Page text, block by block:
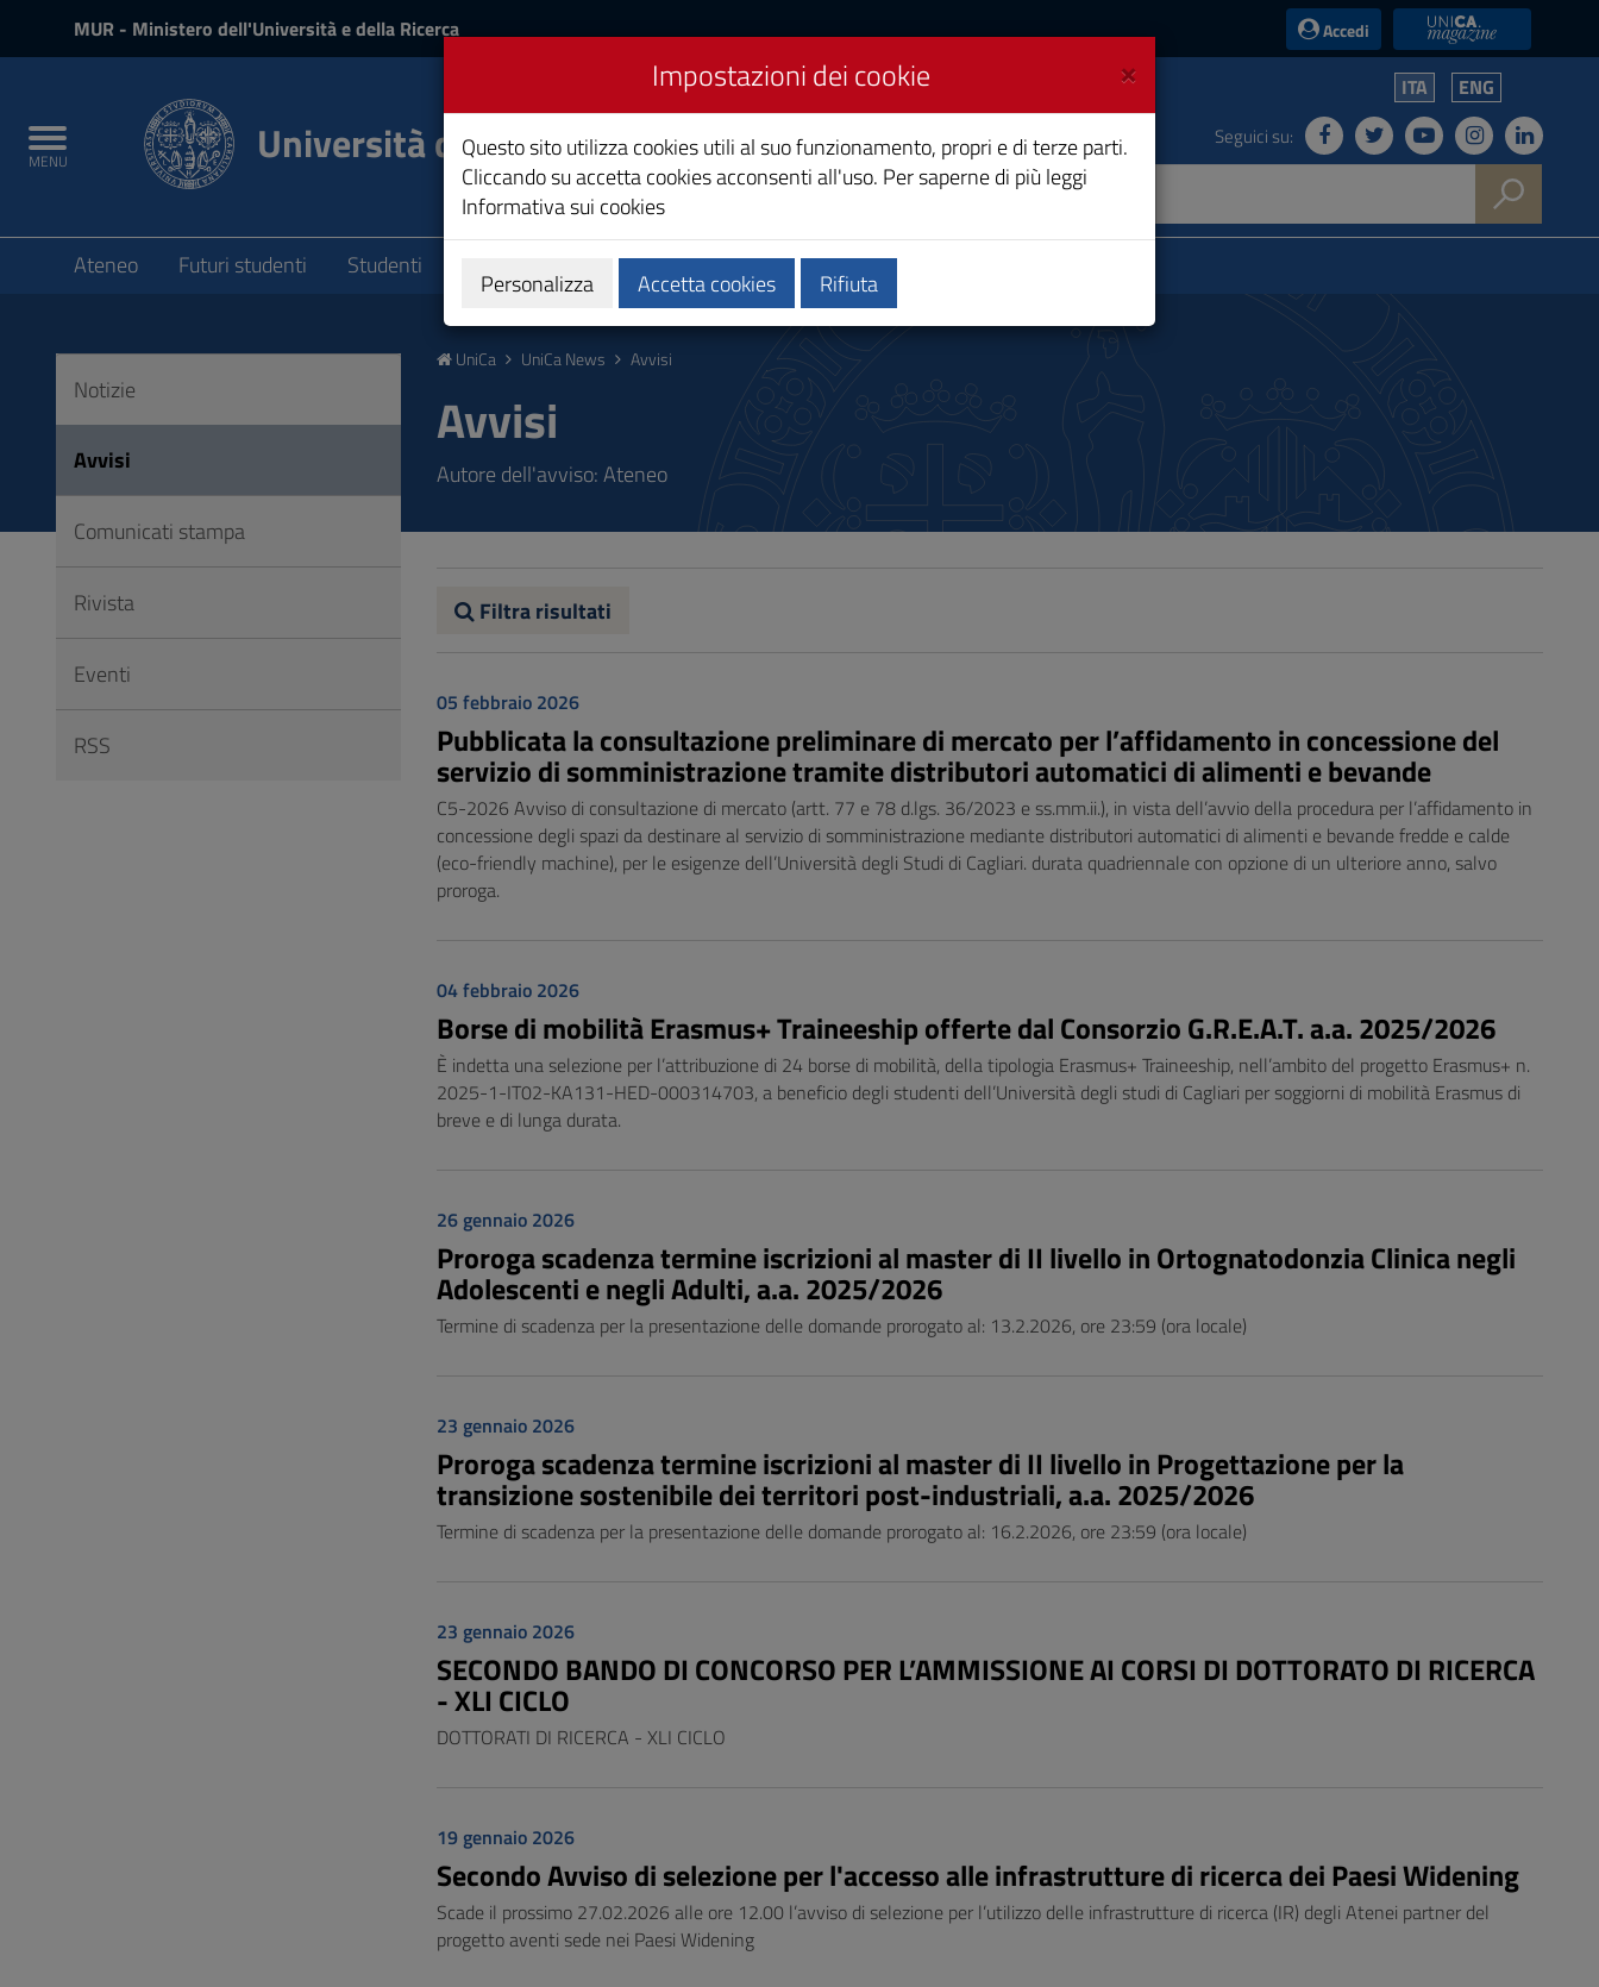
navigazione
Footer
MUR - Ministero dell'Università e della Ricerca Accedi UniCA News
Toggle
navigation
MENU Università degli Studi di Cagliari
ITA ENG
Seguici su:
Submenu
Ateneo Futuri studenti Studenti Ricerca Società e territorio
UniCa UniCa News Avvisi
Avvisi
Autore dell'avviso: Ateneo
Filtra risultati
05 febbraio 2026
Pubblicata la consultazione preliminare di mercato per l’affidamento in concessione del
servizio di somministrazione tramite distributori automatici di alimenti e bevande
C5-2026 Avviso di consultazione di mercato (artt. 77 e 78 d.lgs. 36/2023 e ss.mm.ii.), in vista dell’avvio della procedura per l’affidamento in
concessione degli spazi da destinare al servizio di somministrazione mediante distributori automatici di alimenti e bevande fredde e calde
(eco-friendly machine), per le esigenze dell’Università degli Studi di Cagliari. durata quadriennale con opzione di un ulteriore anno, salvo
proroga.
04 febbraio 2026
Borse di mobilità Erasmus+ Traineeship offerte dal Consorzio G.R.E.A.T. a.a. 2025/2026
È indetta una selezione per l’attribuzione di 24 borse di mobilità, della tipologia Erasmus+ Traineeship, nell’ambito del progetto Erasmus+ n.
2025-1-IT02-KA131-HED-000314703, a beneficio degli studenti dell’Università degli studi di Cagliari per soggiorni di mobilità Erasmus di
breve e di lunga durata.
26 gennaio 2026
Proroga scadenza termine iscrizioni al master di II livello in Ortognatodonzia Clinica negli
Adolescenti e negli Adulti, a.a. 2025/2026
Termine di scadenza per la presentazione delle domande prorogato al: 13.2.2026, ore 23:59 (ora locale)
23 gennaio 2026
Proroga scadenza termine iscrizioni al master di II livello in Progettazione per la
transizione sostenibile dei territori post-industriali, a.a. 2025/2026
Termine di scadenza per la presentazione delle domande prorogato al: 16.2.2026, ore 23:59 (ora locale)
23 gennaio 2026
SECONDO BANDO DI CONCORSO PER L’AMMISSIONE AI CORSI DI DOTTORATO DI RICERCA
- XLI CICLO
DOTTORATI DI RICERCA - XLI CICLO
19 gennaio 2026
Secondo Avviso di selezione per l'accesso alle infrastrutture di ricerca dei Paesi Widening
Scade il prossimo 27.02.2026 alle ore 12.00 l’avviso di selezione per l’utilizzo delle infrastrutture di ricerca (IR) degli Atenei partner del
progetto aventi sede nei Paesi Widening
Notizie
Avvisi
Comunicati stampa
Rivista
Eventi
RSS
×
Impostazioni dei cookie
Questo sito utilizza cookies utili al suo funzionamento, propri e di terze parti.
Cliccando su accetta cookies acconsenti all'uso. Per saperne di più leggi
Informativa sui cookies
Personalizza Accetta cookies Rifiuta